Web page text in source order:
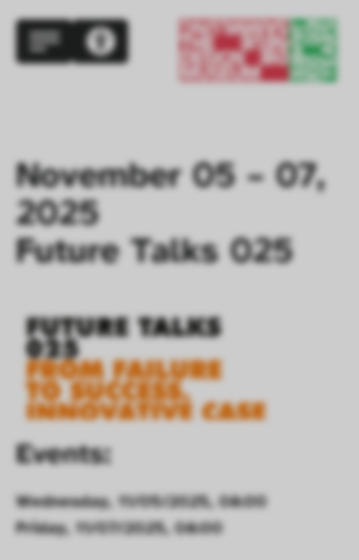
November 05 – 07,
2025
Future Talks 025
Events:
Wednesday, 11/05/2025, 08:00
Friday, 11/07/2025, 08:00